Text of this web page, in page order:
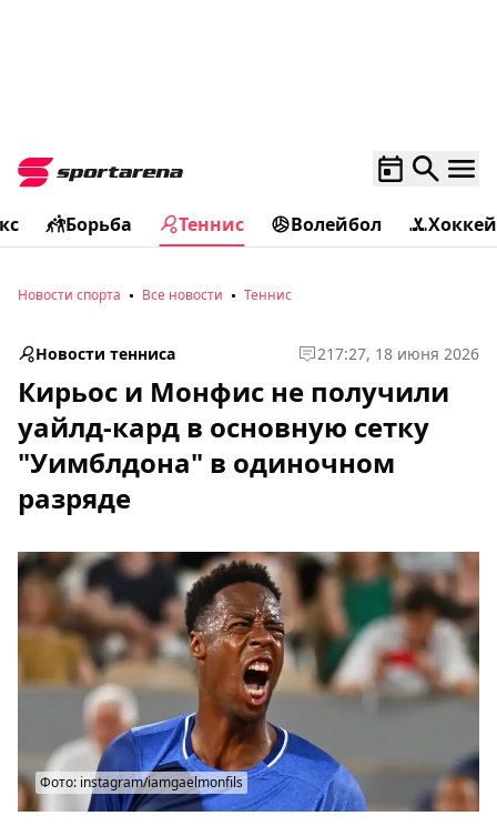
Борьба Теннис Волейбол Хоккей
Новости спорта Все новости Теннис
Новости тенниса 217:27, 18 июня 2026
Кирьос и Монфис не получили
уайлд-кард в основную сетку
"Уимблдона" в одиночном
разряде
Фото: instagram/iamgaelmonfils